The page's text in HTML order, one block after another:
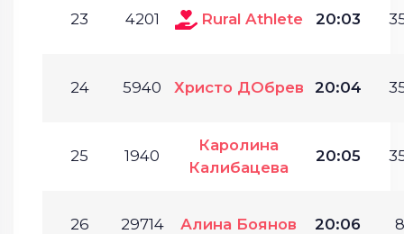
23 4201 Rural Athlete 20:03
24 5940 Христо ДОбрев 20:04
25 1940
Каролина
Калибацева
20:05
26 29714 Алина Боянов 20:06